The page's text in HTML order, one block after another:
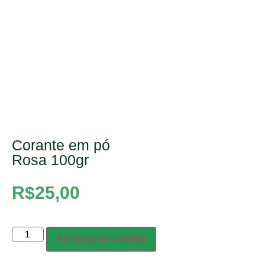
Corante em pó
Rosa 100gr
R$25,00
Adicionar ao carrinho